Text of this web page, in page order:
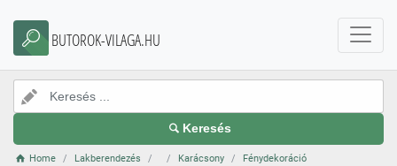
BUTOROK-VILAGA.HU
Keresés
Home Lakberendezés Karácsony
Fénydekoráció